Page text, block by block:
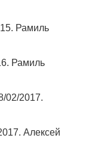
Рамиль
Рамиль
02/2017.
Алексей